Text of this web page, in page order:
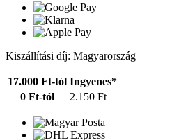
Kiszállítási díj: Magyarország
17.000 Ft-tól Ingyenes*
0 Ft-tól
2.150 Ft